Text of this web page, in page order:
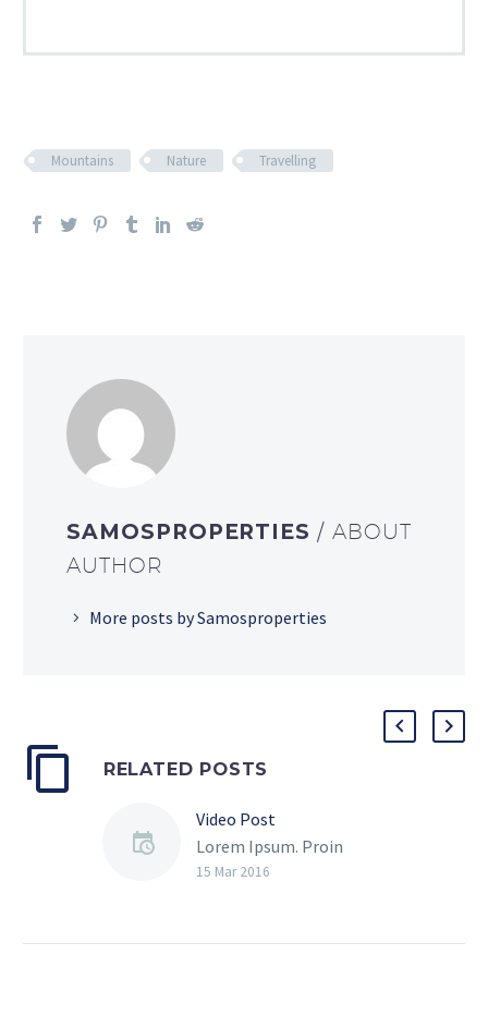
Mountains Nature Travelling
SAMOSPROPERTIES / ABOUT
AUTHOR
More posts by Samosproperties
RELATED POSTS
Video Post
Lorem Ipsum. Proin
gravida nibh vel velit
15 Mar 2016